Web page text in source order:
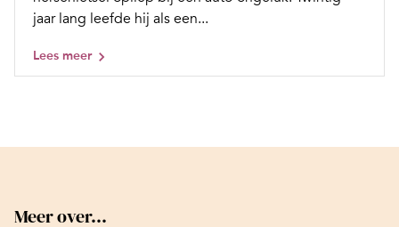
jaar lang leefde hij als een...
Lees meer
Meer over...